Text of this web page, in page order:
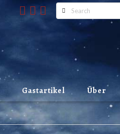
Search
Gastartikel Über